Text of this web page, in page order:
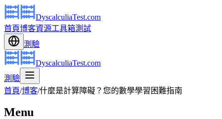
DyscalculiaTest.com
首頁博客資源工具箱測試
測驗
DyscalculiaTest.com
測驗
首頁/博客/什麼是計算障礙？您的數學學習困難指南
Menu